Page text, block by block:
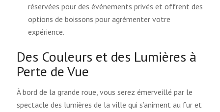
réservées pour des événements privés et offrent des
options de boissons pour agrémenter votre
expérience.
Des Couleurs et des Lumières à
Perte de Vue
À bord de la grande roue, vous serez émerveillé par le
spectacle des lumières de la ville qui s’animent au fur et